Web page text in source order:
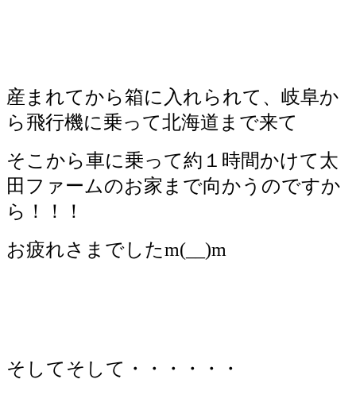
産まれてから箱に入れられて、岐阜か
ら飛行機に乗って北海道まで来て
そこから車に乗って約１時間かけて太
田ファームのお家まで向かうのですか
ら！！！
お疲れさまでしたm(__)m
そしてそして・・・・・・